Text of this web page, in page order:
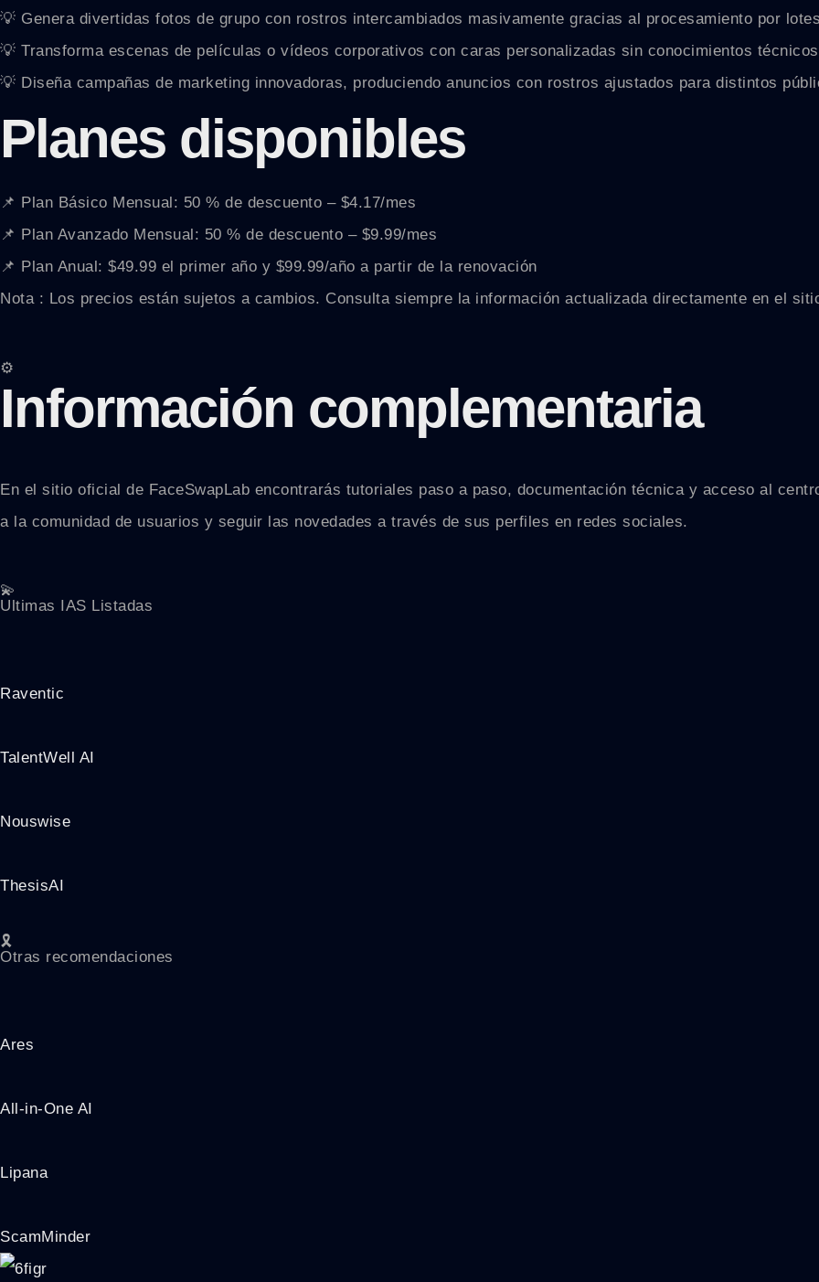
💡 Genera divertidas fotos de grupo con rostros intercambiados masivamente gracias al procesamiento por
💡 Transforma escenas de películas o vídeos corporativos con caras personalizadas sin conocimientos
💡 Diseña campañas de marketing innovadoras, produciendo anuncios con rostros ajustados para distintos
Planes disponibles
📌 Plan Básico Mensual: 50 % de descuento – $4.17/mes
📌 Plan Avanzado Mensual: 50 % de descuento – $9.99/mes
📌 Plan Anual: $49.99 el primer año y $99.99/año a partir de la renovación
Nota : Los precios están sujetos a cambios. Consulta siempre la información actualizada directamente en el
⚙️
Información complementaria
En el sitio oficial de FaceSwapLab encontrarás tutoriales paso a paso, documentación técnica y acceso al
a la comunidad de usuarios y seguir las novedades a través de sus perfiles en redes sociales.
💫
Ultimas IAS Listadas
Raventic
TalentWell AI
Nouswise
ThesisAI
🎗️
Otras recomendaciones
Ares
All-in-One AI
Lipana
ScamMinder